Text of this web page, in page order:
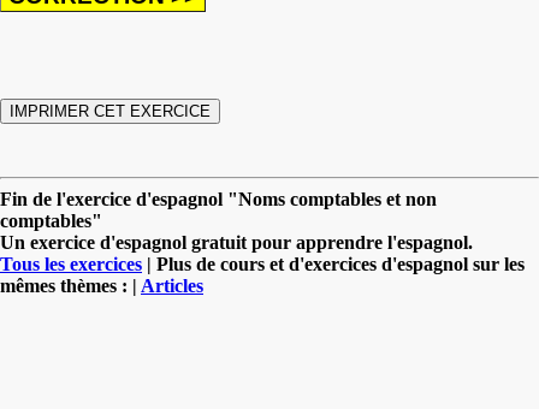
Fin de l'exercice d'espagnol "Noms comptables et non
comptables"
Un exercice d'espagnol gratuit pour apprendre l'espagnol.
Tous les exercices | Plus de cours et d'exercices d'espagnol sur les
mêmes thèmes : | Articles